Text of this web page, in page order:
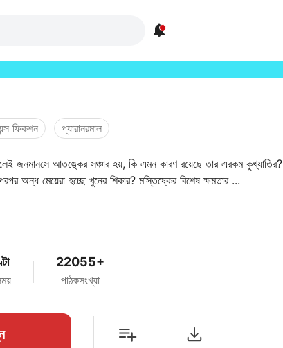

ফিকশন প্যারানরমাল
জনমানসে আতঙ্কের সঞ্চার হয়, কি এমন কারণ রয়েছে তার এরকম কুখ্যাতির?
অন্ধ মেয়েরা হচ্ছে খুনের শিকার? মস্তিষ্কের বিশেষ ক্ষমতার ...
22055+
পাঠকসংখ্যা